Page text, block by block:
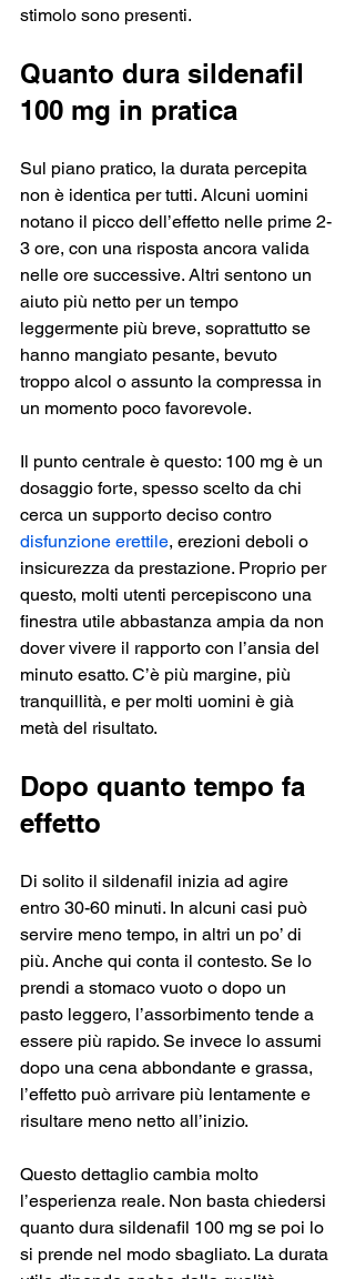
stimolo sono presenti.
Quanto dura sildenafil
100 mg in pratica
Sul piano pratico, la durata percepita
non è identica per tutti. Alcuni uomini
notano il picco dell’effetto nelle prime 2-
3 ore, con una risposta ancora valida
nelle ore successive. Altri sentono un
aiuto più netto per un tempo
leggermente più breve, soprattutto se
hanno mangiato pesante, bevuto
troppo alcol o assunto la compressa in
un momento poco favorevole.
Il punto centrale è questo: 100 mg è un
dosaggio forte, spesso scelto da chi
cerca un supporto deciso contro
disfunzione erettile, erezioni deboli o
insicurezza da prestazione. Proprio per
questo, molti utenti percepiscono una
finestra utile abbastanza ampia da non
dover vivere il rapporto con l’ansia del
minuto esatto. C’è più margine, più
tranquillità, e per molti uomini è già
metà del risultato.
Dopo quanto tempo fa
effetto
Di solito il sildenafil inizia ad agire
entro 30-60 minuti. In alcuni casi può
servire meno tempo, in altri un po’ di
più. Anche qui conta il contesto. Se lo
prendi a stomaco vuoto o dopo un
pasto leggero, l’assorbimento tende a
essere più rapido. Se invece lo assumi
dopo una cena abbondante e grassa,
l’effetto può arrivare più lentamente e
risultare meno netto all’inizio.
Questo dettaglio cambia molto
l’esperienza reale. Non basta chiedersi
quanto dura sildenafil 100 mg se poi lo
si prende nel modo sbagliato. La durata